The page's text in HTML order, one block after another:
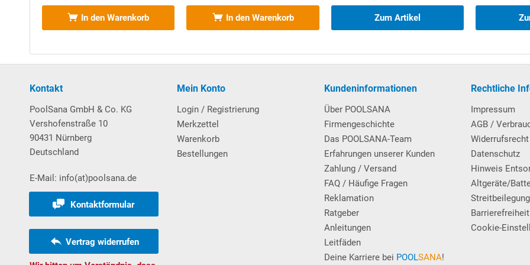
Da der Ansaugbereich des Skimmers sehr flach gehalten ist, wird die Unterkante der Ansaugöffnung - insbesondere
beim wöchentlichen Rückspülvorgang - mitunter sehr schnell erreicht. Um dennoch zu gewährleisten, dass die Pumpe
mitgeliefert.
Weiterhin im Lieferumfang enthalten
2 x Einlaufdüse Multiflow mit Folienflansch und Foliendichtungen. Anschluss Ø 50 mm. Mit verstellbarem
2 x Mauerdurchführung mit Gewindeanschluss für Multiflow-Düse.
In den Warenkorb In den Warenkorb Zum Artikel
Kontakt
PoolSana GmbH & Co. KG
Vershofenstraße 10
90431 Nürnberg
Deutschland
E-Mail: info(at)poolsana.de
Kontaktformular
Vertrag widerrufen
Mein Konto
Login / Registrierung
Merkzettel
Warenkorb
Bestellungen
Kundeninformationen
Über POOLSANA
Firmengeschichte
Das POOLSANA-Team
Erfahrungen unserer Kunden
Zahlung / Versand
FAQ / Häufige Fragen
Reklamation
Ratgeber
Anleitungen
Leitfäden
Deine Karriere bei POOLSANA!
Rechtliche
Impressum
AGB /
Widerrufsrecht
Datenschutz
Hinweis
Altgeräte/
Streitbeilegung
Barrierefreiheit
Cookie-